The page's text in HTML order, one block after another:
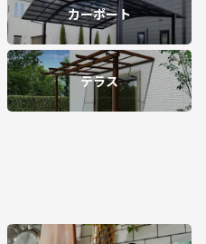
カーポート
テラス